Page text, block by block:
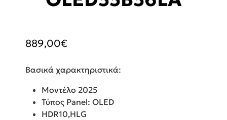
889,00€
Βασικά χαρακτηριστικά:
Μοντέλο 2025
Τύπος Panel: OLED
HDR10,HLG